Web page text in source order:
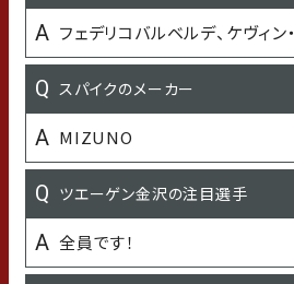
フェデリコバルベルデ、ケヴィン
スパイクのメーカー
MIZUNO
ツエーゲン金沢の注目選手
全員です！
好きな（よく聴く
wurts、マカロニえんぴつ、